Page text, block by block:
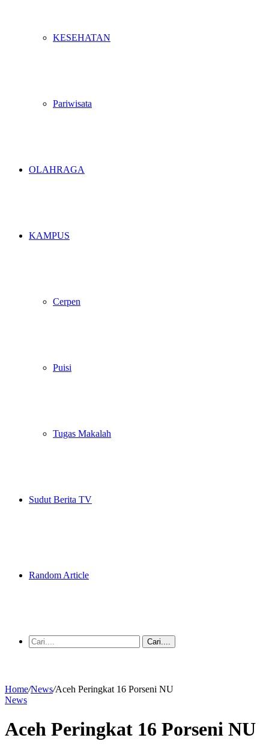
KESEHATAN
Pariwisata
OLAHRAGA
KAMPUS
Cerpen
Puisi
Tugas Makalah
Sudut Berita TV
Random Article
Cari....
Home/News/Aceh Peringkat 16 Porseni NU
News
Aceh Peringkat 16 Porseni NU